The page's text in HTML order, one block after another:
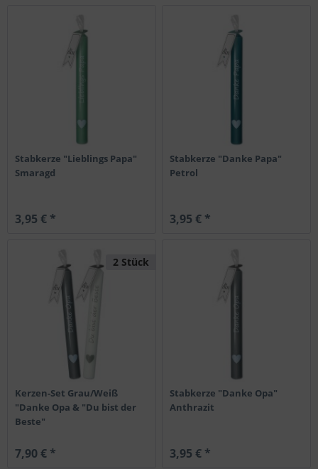
Stabkerze "Lieblings Papa"
Smaragd
3,95 € *
Stabkerze "Danke Papa"
Petrol
3,95 € *
2 Stück
Kerzen-Set Grau/Weiß
"Danke Opa & "Du bist der
Beste"
7,90 € *
Stabkerze "Danke Opa"
Anthrazit
3,95 € *